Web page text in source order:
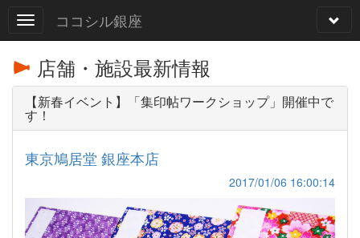
ココシル銀座
店舗・施設最新情報
【新春イベント】「集印帖ワークショップ」開催中で
す！
東京鳩居堂 銀座本店
2017/01/06 16:00:14